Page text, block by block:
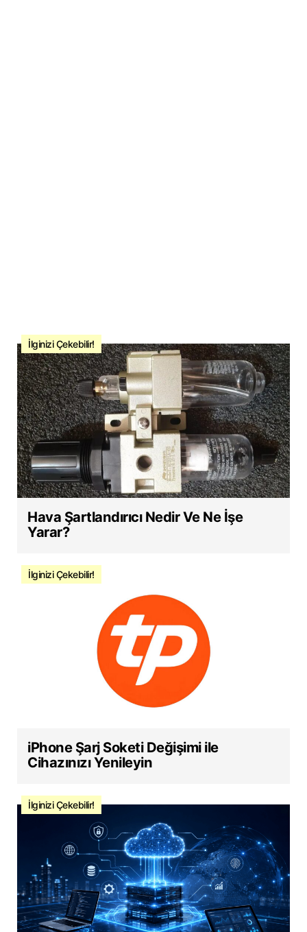
İlginizi Çekebilir!
Hava Şartlandırıcı Nedir Ve Ne İşe
Yarar?
İlginizi Çekebilir!
iPhone Şarj Soketi Değişimi ile
Cihazınızı Yenileyin
İlginizi Çekebilir!